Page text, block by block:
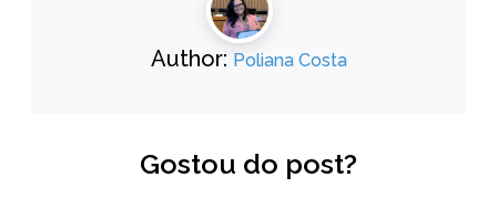
Author: Poliana Costa
Gostou do post?